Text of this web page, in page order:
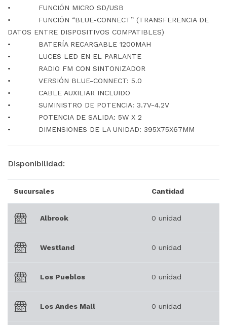
• FUNCIÓN MICRO SD/USB
• FUNCIÓN “BLUE-CONNECT” (TRANSFERENCIA DE
DATOS ENTRE DISPOSITIVOS COMPATIBLES)
• BATERÍA RECARGABLE 1200MAH
• LUCES LED EN EL PARLANTE
• RADIO FM CON SINTONIZADOR
• VERSIÓN BLUE-CONNECT: 5.0
• CABLE AUXILIAR INCLUIDO
• SUMINISTRO DE POTENCIA: 3.7V-4.2V
• POTENCIA DE SALIDA: 5W X 2
• DIMENSIONES DE LA UNIDAD: 395X75X67MM
Disponibilidad:
Sucursales Cantidad
Albrook 0 unidad
Westland 0 unidad
Los Pueblos 0 unidad
Los Andes Mall 0 unidad